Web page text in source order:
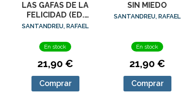
LAS GAFAS DE LA
FELICIDAD (ED.
ACTUALIZADA)
SANTANDREU, RAFAEL
En stock
21,90 €
Comprar
SIN MIEDO
SANTANDREU, RAFAEL
En stock
21,90 €
Comprar